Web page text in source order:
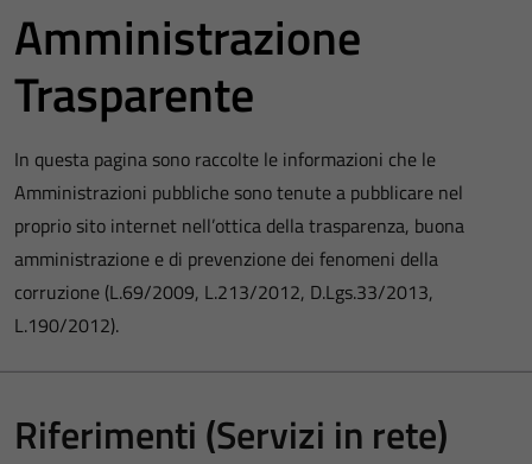
Amministrazione
Trasparente
In questa pagina sono raccolte le informazioni che le
Amministrazioni pubbliche sono tenute a pubblicare nel
proprio sito internet nell’ottica della trasparenza, buona
amministrazione e di prevenzione dei fenomeni della
corruzione (L.69/2009, L.213/2012, D.Lgs.33/2013,
L.190/2012).
Riferimenti (Servizi in rete)